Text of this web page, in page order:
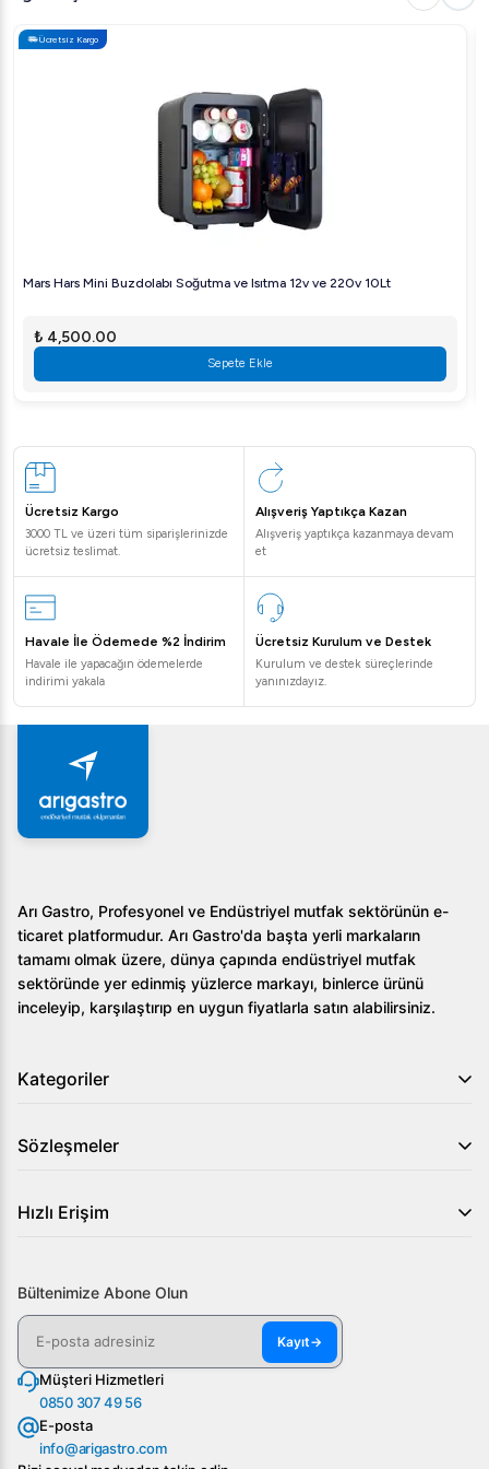
Ücretsiz Kargo
Mars Hars Mini Buzdolabı Soğutma ve Isıtma 12v ve 220v 10Lt
₺ 4,500.00
Sepete Ekle
Ücretsiz Kargo
3000 TL ve üzeri tüm siparişlerinizde
ücretsiz teslimat.
Alışveriş Yaptıkça Kazan
Alışveriş yaptıkça kazanmaya devam
et
Havale İle Ödemede %2 İndirim
Havale ile yapacağın ödemelerde
indirimi yakala
Ücretsiz Kurulum ve Destek
Kurulum ve destek süreçlerinde
yanınızdayız.
Arı Gastro, Profesyonel ve Endüstriyel mutfak sektörünün e-
ticaret platformudur. Arı Gastro'da başta yerli markaların
tamamı olmak üzere, dünya çapında endüstriyel mutfak
sektöründe yer edinmiş yüzlerce markayı, binlerce ürünü
inceleyip, karşılaştırıp en uygun fiyatlarla satın alabilirsiniz.
Kategoriler
Sözleşmeler
Hızlı Erişim
Bültenimize Abone Olun
Kayıt→
Müşteri Hizmetleri
0850 307 49 56
E-posta
info@arigastro.com